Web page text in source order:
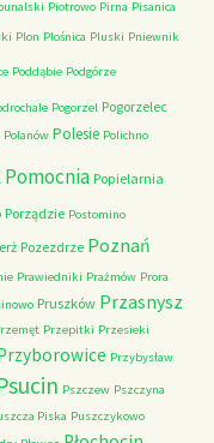
Piotrowo Pirna Pisanica
Plon Plośnica Pluski Pniewnik
Poddąbie Podgórze
Pogorzel Pogorzelec
Polanów Polesie Polichno
Pomocnia Popielarnia
Porządzie Postomino
Pozezdrze Poznań
Prawiedniki Prażmów Prora
Pruszków Przasnysz
Przepitki Przesieki
Przybysław
Pszczew Pszczyna
Piska Puszczykowo